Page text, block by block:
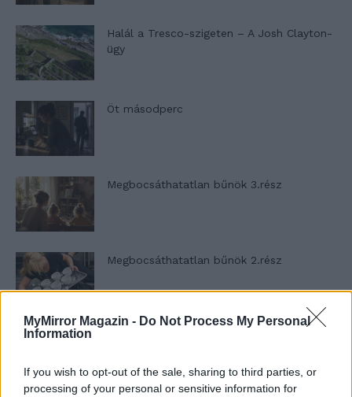
MyMirror Magazin - Do Not Process My Personal
Information
If you wish to opt-out of the sale, sharing to third parties, or
processing of your personal or sensitive information for
Halál a Tresco-szigeten – A Josh Clayton-
ügy
Öt másodperc
Megbocsáthatatlan bűnök 3.rész
Megbocsáthatatlan bűnök 2.rész